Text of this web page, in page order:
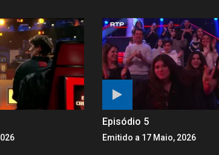
Episódio 5
Emitido a 17 Maio, 2026